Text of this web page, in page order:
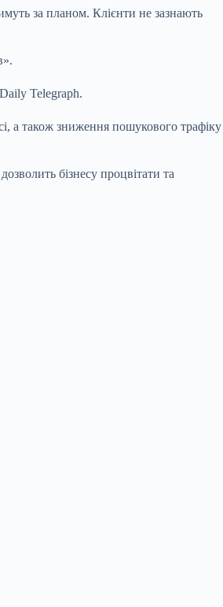
за планом. Клієнти не зазнають
Telegraph.
а також зниження пошукового трафіку
бізнесу процвітати та